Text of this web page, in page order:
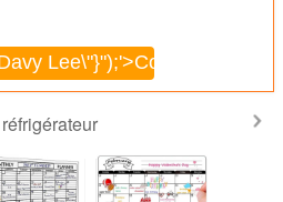
Lee\"}");'>Continuer